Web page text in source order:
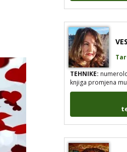
TEHNIKE:
knjiga promjena